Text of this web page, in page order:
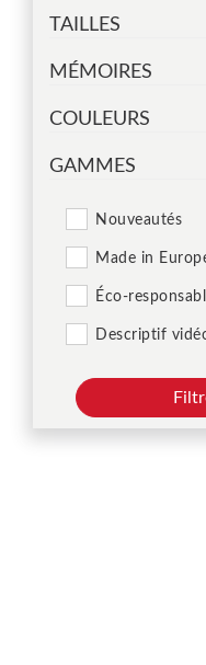
TAILLES
MÉMOIRES
COULEURS
GAMMES
Nouveautés
Made in
Éco-
Descriptif